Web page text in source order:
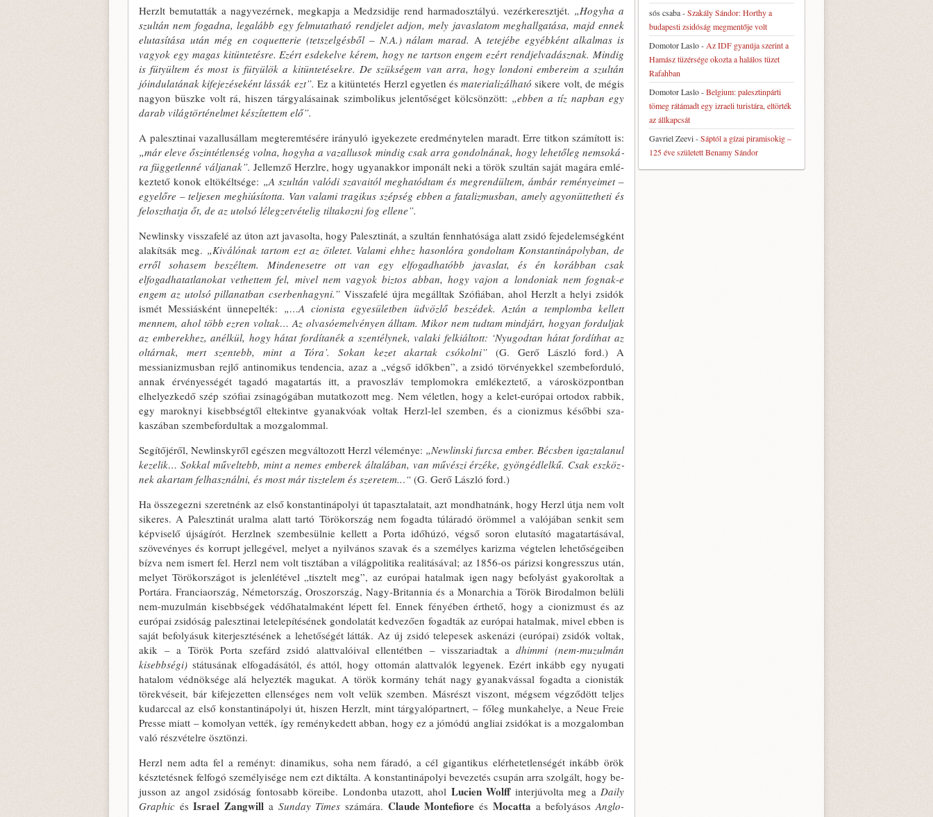
Herzlt bemutatták a nagyvezérnek, megkapja a Medzsidije rend harma­dosztályú. vezérkeresztjét. „Hogyha a
szultán nem fogadna, legalább egy fel­mutatható rendjelet adjon, mely javas­latom meghallgatása, majd ennek
elu­tasítása után még en coquetterie (tetszelgésből– N.A.) nálam marad. Atete­jébe egyébként alkalmas is
vagyok egy magas kitüntetésre. Ezért esdekelve kérem, hogy ne tartson engem ezért rendjelvadásznak. Mindig
is fütyültem és most is fütyülök a kitüntetésekre. De szükségem van arra, hogy londoni em­bereim a szultán
jóindulatának kifeje­zéseként lássák ezt”. Ez a kitüntetés Herzl egyetlen ésmaterializálható sike­re volt, de mégis
nagyon büszke volt rá, hiszen tárgyalásainak szimbolikus jelentőséget kölcsönzött: „ebben a tíz napban egy
darab világtörténelmet készítettem elő”.
A palesztinai vazallusállam megte­remtésére irányuló igyekezete ered­ménytelen maradt. Erre titkon számí­tott is:
„már eleve őszintétlenség volna, hogyha a vazallusok mindig csak arra gondolnának, hogy lehetőleg nemsoká­
ra függetlenné váljanak”. Jellemző Herzlre, hogy ugyanakkor imponált ne­ki a török szultán saját magára emlé­
keztető konok eltökéltsége: „A szultán valódi szavaitól meghatódtam és meg­rendültem, ámbár reményeimet –
egyelőre – teljesen meghiúsította. Van valami tragikus szépség ebben a fataliz­musban, amely agyonüttetheti és
fel­oszthatja őt, de az utolsó lélegzetvéte­lig tiltakozni fog ellene”.
Newlinsky visszafelé az úton azt ja­vasolta, hogy Palesztinát, a szultán fennhatósága alatt zsidó fejedelemség­ként
alakítsák meg. „Kiválónak tartom ezt az ötletet. Valami ehhez hasonlóra gondoltam Konstantinápolyban, de
erről sohasem beszéltem. Mindeneset­re ott van egy elfogadhatóbb javaslat, és én korábban csak
elfogadhatatlanokat vethettem fel, mivel nem vagyok biztos abban, hogy vajon a londoniak nem fognak-e
engem az utolsó pilla­natban cserbenhagyni.” Visszafelé újra megálltak Szófiában, ahol Herzlt a he­lyi zsidók
ismét Messiásként ünnepel­ték: „…A cionista egyesületben üd­vözlő beszédek. Aztán a templomba kellett
mennem, ahol több ezren vol­tak… Az olvasóemelvényen álltam. Mi­kor nem tudtam mindjárt, hogyan for­duljak
az emberekhez, anélkül, hogy hátat fordítanék a szentélynek, valaki felkiáltott: ‘Nyugodtan hátat fordíthat az
oltárnak, mert szentebb, mint a Tó­ra’. Sokan kezet akartak csókolni”(G. Gerő László ford.) A
messianizmusban rejlő antinomikus tendencia, azaz a „végső időkben”, a zsidó törvényekkel szembeforduló,
annak érvényességét tagadó magatartás itt, a pravoszláv templomokra emlékeztető, a városköz­pontban
elhelyezkedő szép szófiai zsi­nagógában mutatkozott meg. Nem vé­letlen, hogy a kelet-európai ortodox rabbik,
egy maroknyi kisebbségtől el­tekintve gyanakvóak voltak Herzl-lel szemben, és a cionizmus későbbi sza­
kaszában szembefordultak a mozga­lommal.
Segítőjéről, Newlinskyről egészen megváltozott Herzl véleménye: „Newlinski furcsa ember. Bécsben igaztalanul
kezelik… Sokkal műveltebb, mint a nemes emberek általában, van művészi érzéke, gyöngédlelkű. Csak eszköz­
nek akartam felhasználni, és most már tisztelem és szeretem...“ (G. Gerő Lász­ló ford.)
Ha összegezni szeretnénk az első konstantinápolyi út tapasztalatait, azt mondhatnánk, hogy Herzl útja nem volt
sikeres. A Palesztinát uralma alatt tartó Törökország nem fogadta túláradó örömmel a valójában senkit sem
képvi­selő újságírót. Herzlnek szembesülnie kellett a Porta időhúzó, végső soron el­utasító magatartásával,
szövevényes és korrupt jellegével, melyet a nyilvános szavak és a személyes karizma végte­len lehetőségeiben
bízva nem ismert fel. Herzl nem volt tisztában a világpoli­tika realitásával; az 1856-os párizsi kongresszus után,
melyet Törökorszá­got is jelenlétével „tisztelt meg”, az eu­rópai hatalmak igen nagy befolyást gyakoroltak a
Portára. Franciaország, Né­metország, Oroszország, Nagy-Britannia és a Monarchia a Török Birodalmon belüli
nem-muzulmán kisebbségek védőhatalmaként lépett fel. Ennek fé­nyében érthető, hogy a cionizmust és az
európai zsidóság palesztinai letelepí­tésének gondolatát kedvezően fogad­ták az európai hatalmak, mivel ebben is
saját befolyásuk kiterjesztésének a lehetőségét látták. Az új zsidó telepe­sek askenázi (európai) zsidók voltak,
akik – a Török Porta szefárd zsidó alatt­valóival ellentétben – visszariadtak adhimmi (nem-muzulmán
kisebbségi)státusának elfogadásától, és attól, hogy ottomán alattvalók legyenek. Ezért in­kább egy nyugati
hatalom védnöksége alá helyezték magukat. A török kor­mány tehát nagy gyanakvással fogadta a cionisták
törekvéseit, bár kifejezetten ellenséges nem volt velük szemben. Másrészt viszont, mégsem végződött teljes
kudarccal az első konstantinápo­lyi út, hiszen Herzlt, mint tárgyalópart­nert, – főleg munkahelye, a Neue Freie
Presse miatt – komolyan vették, így re­ménykedett abban, hogy ez a jómódú angliai zsidókat is a mozgalomban
való részvételre ösztönzi.
Herzl nem adta fel a reményt: dina­mikus, soha nem fáradó, a cél giganti­kus elérhetetlenségét inkább örök
késztetésnek felfogó személyisége nem ezt diktálta. A konstantinápolyi be­vezetés csupán arra szolgált, hogy be­
jusson az angol zsidóság fontosabb kö­reibe. Londonba utazott, ahol Lucien Wolffinterjúvolta meg aDaily
Graphic ésIsrael Zangwill a Sunday Times számára. Claude Montefiore és Mocatta a befolyásosAnglo-
sós csaba-Szakály Sándor: Horthy a
budapesti zsidóság megmentője volt
Domotor Laslo- Az IDF gyanúja szerint a
Hamász tüzérsége okozta a halálos tüzet
Rafahban
Domotor Laslo-Belgium: palesztinpárti
tömeg rátámadt egy izraeli turistára, eltörték
az állkapcsát
Gavriel Zeevi-Sáptól a gízai piramisokig –
125 éve született Benamy Sándor